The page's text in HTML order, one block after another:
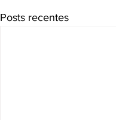
Posts recentes